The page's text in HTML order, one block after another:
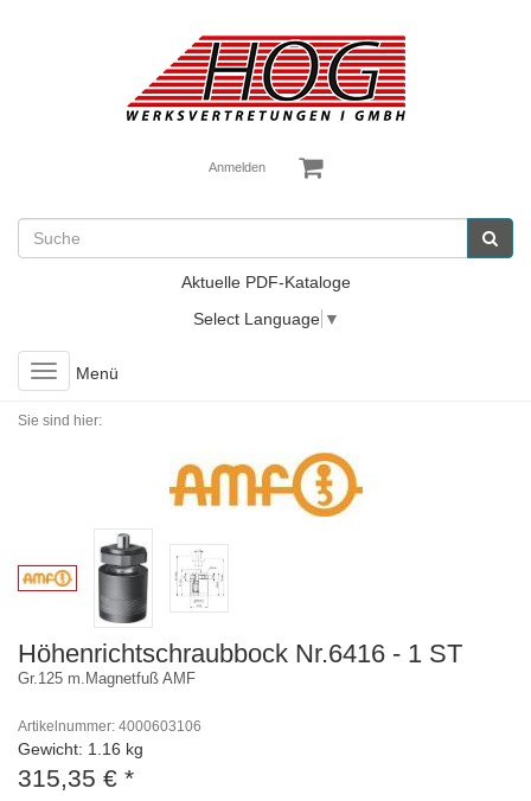
Anmelden
Aktuelle PDF-Kataloge
Select Language ▼
Toggle
navigation
Menü
Sie sind hier:
Höhenrichtschraubbock Nr.6416 - 1 ST
Gr.125 m.Magnetfuß AMF
Artikelnummer: 4000603106
Gewicht: 1.16 kg
315,35 € *